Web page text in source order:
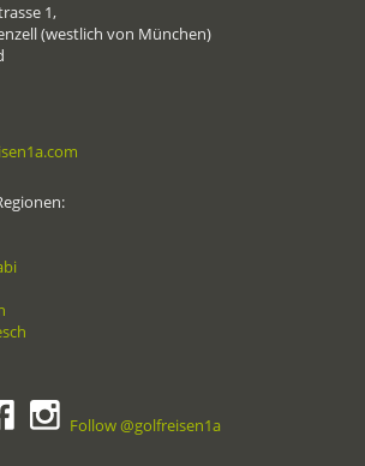
1,
(westlich von München)
Follow @golfreisen1a